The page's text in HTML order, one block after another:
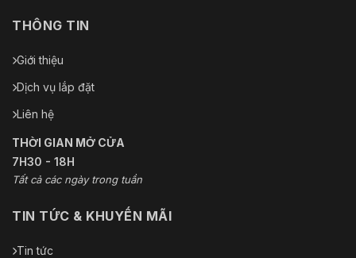
THÔNG TIN
Giới thiệu
Dịch vụ lắp đặt
Liên hệ
THỜI GIAN MỞ CỬA
7H30 - 18H
Tất cả các ngày trong tuần
TIN TỨC & KHUYẾN MÃI
Tin tức